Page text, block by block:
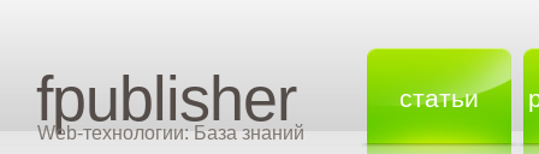
fpublisher
Web-технологии: База знаний
статьи